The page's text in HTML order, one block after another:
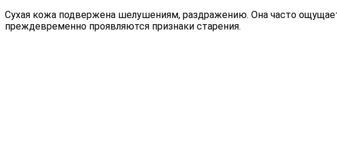
Сухая кожа подвержена шелушениям, раздражению. Она часто
преждевременно проявляются признаки старения.